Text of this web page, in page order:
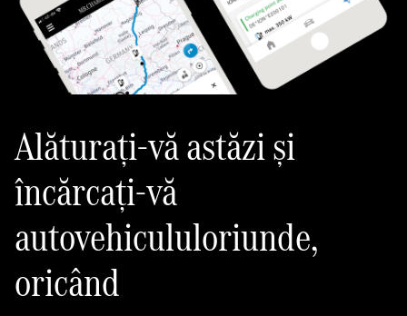
Alăturați-vă astăzi și
încărcați-vă
autovehicululoriunde,
oricând